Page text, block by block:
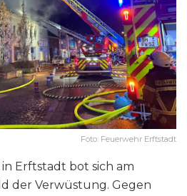
Foto: Feuerwehr Erftstadt
Erftstadt bot sich am
der Verwüstung. Gegen